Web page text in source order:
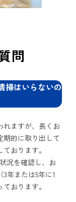
問
掃はいらないの
れますが、長くお
期的に取り出して
おります。
況を確認し、お
年または5年に1
おります。